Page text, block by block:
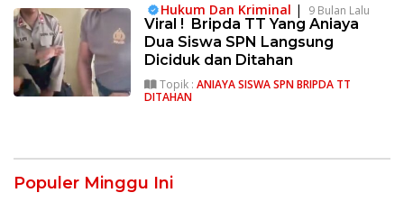
Hukum Dan Kriminal | 9 Bulan Lalu
Viral ! Bripda TT Yang Aniaya
Dua Siswa SPN Langsung
Diciduk dan Ditahan
Topik : ANIAYA SISWA SPN BRIPDA TT
DITAHAN
Populer Minggu Ini